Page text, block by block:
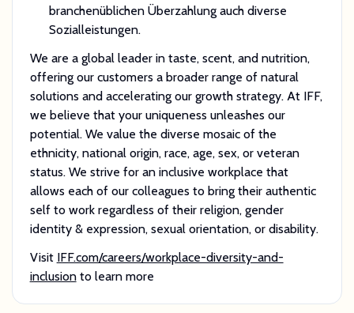
branchenüblichen Überzahlung auch diverse
Sozialleistungen.
We are a global leader in taste, scent, and nutrition,
offering our customers a broader range of natural
solutions and accelerating our growth strategy. At IFF,
we believe that your uniqueness unleashes our
potential. We value the diverse mosaic of the
ethnicity, national origin, race, age, sex, or veteran
status. We strive for an inclusive workplace that
allows each of our colleagues to bring their authentic
self to work regardless of their religion, gender
identity & expression, sexual orientation, or disability.
Visit IFF.com/careers/workplace-diversity-and-
inclusionto learn more